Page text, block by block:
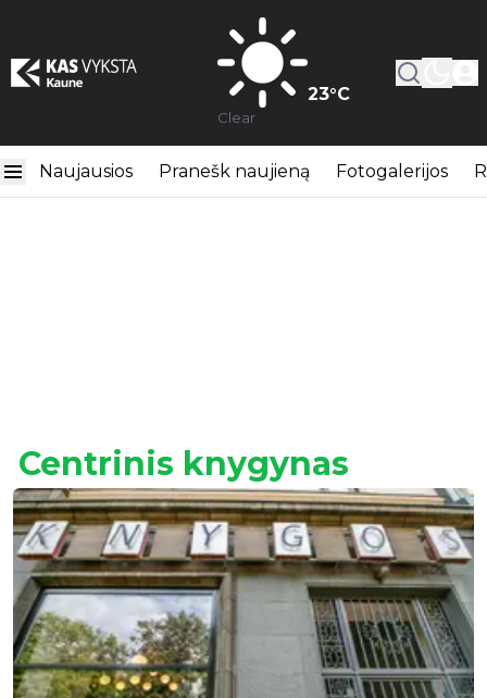
23°C
Clear
Naujausios Pranešk naujieną Fotogalerijos
Centrinis knygynas